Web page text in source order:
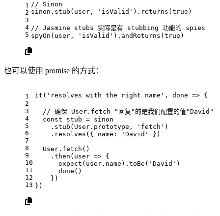
1
2
3
4
5
// Sinon
sinon. stub (user, 'isValid' ). returns ( true )
// Jasmine stubs 实际是有 stubbing 功能的 spies
spyOn (user, 'isValid' ). andReturns ( true )
也可以使用 promise 的方式：
1
2
3
4
5
6
7
8
9
10
11
12
13
it ( 'resolves with the right name' , done => {
// 确保 User.fetch "回复"的是我们配置的值"David"
const stub = sinon
    .
stub ( User . prototype , 'fetch' )
    .
resolves ({ name : 'David'
})
User . fetch ()
    .
then ( user => {
expect (user. name ). toBe ( 'David' )
done ()
    })
})